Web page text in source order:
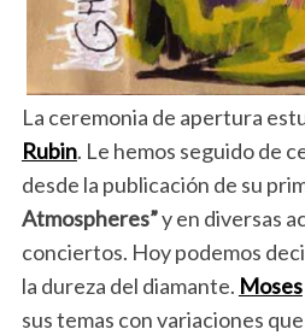
La ceremonia de apertura
Rubin. Le hemos seguido de
desde la publicación de su
Atmospheres”y en diversas
conciertos. Hoy podemos
la dureza del diamante. Moses
sus temas con variaciones